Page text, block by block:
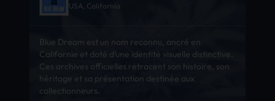
USA, California
Blue Dream est un nom reconnu, ancré en
Californie et doté d’une identité visuelle distinctive.
Ces archives officielles retracent son histoire, son
héritage et sa présentation destinée aux
collectionneurs.